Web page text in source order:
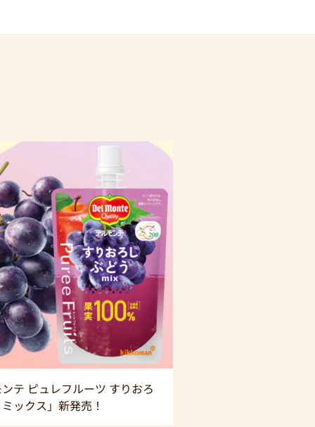
テ ピュレフルーツ すりおろ
ックス」新発売！